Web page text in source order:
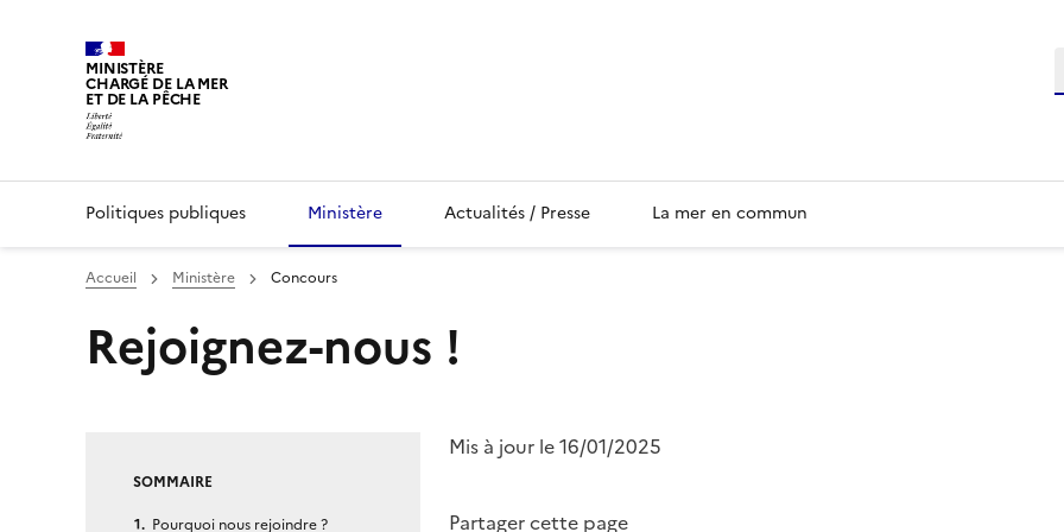
MINISTÈRE
CHARGÉ DE LA MER
ET DE LA PÊCHE
Politiques publiques Ministère Actualités / Presse La mer en commun
Vous êtes ici :
Accueil
Ministère
Concours
Rejoignez-nous !
SOMMAIRE
Pourquoi nous rejoindre ?
Mis à jour le 16/01/2025
Partager cette page